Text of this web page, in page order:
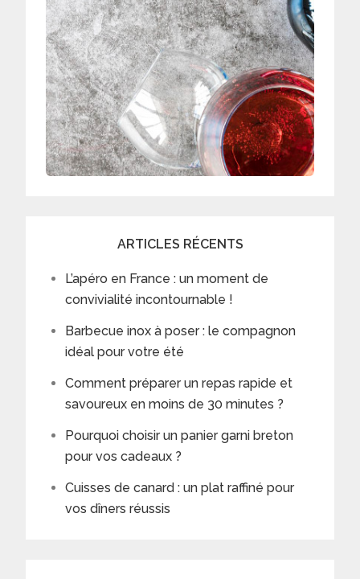
ARTICLES RÉCENTS
L’apéro en France : un moment de
convivialité incontournable !
Barbecue inox à poser : le compagnon
idéal pour votre été
Comment préparer un repas rapide et
savoureux en moins de 30 minutes ?
Pourquoi choisir un panier garni breton
pour vos cadeaux ?
Cuisses de canard : un plat raffiné pour
vos dîners réussis